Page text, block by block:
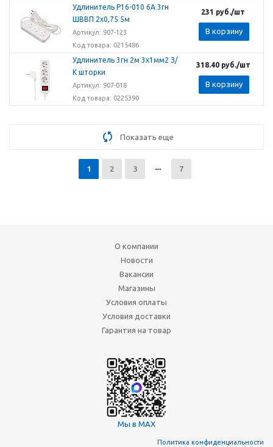
Удлинитель Р16-010 6А 3гн
ШВВП 2x0,75 5м
Артикул: 907-123
Код товара: 0215486
231 руб./шт
В корзину
Удлинитель 3гн 2м 3х1мм2 З/
К шторки
Артикул: 907-018
Код товара: 0225390
318.40руб./шт
В корзину
Показать еще
1 2 3 7
О компании
Новости
Вакансии
Магазины
Условия оплаты
Условия доставки
Гарантия на товар
Мы в MAX
Политика конфиденциальности